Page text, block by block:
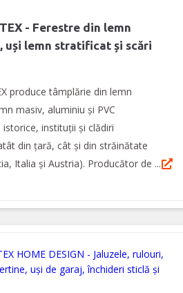
- Ferestre din lemn
lemn stratificat și scări
produce tâmplărie din lemn
masiv, aluminiu și PVC
istorice, instituții și clădiri
din țară, cât și din străinătate
Italia și Austria). Producător de ...